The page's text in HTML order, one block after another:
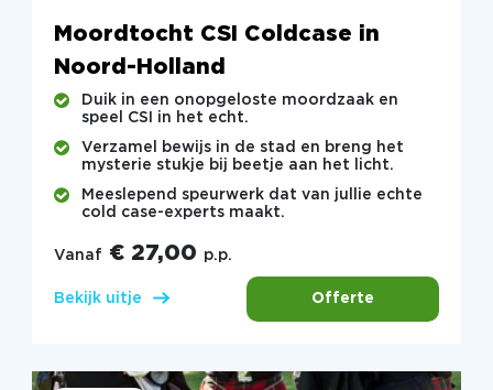
Moordtocht CSI Coldcase in
Noord-Holland
Duik in een onopgeloste moordzaak en
speel CSI in het echt.
Verzamel bewijs in de stad en breng het
mysterie stukje bij beetje aan het licht.
Meeslepend speurwerk dat van jullie echte
cold case-experts maakt.
Vanaf € 27,00 p.p.
Bekijk uitje Offerte